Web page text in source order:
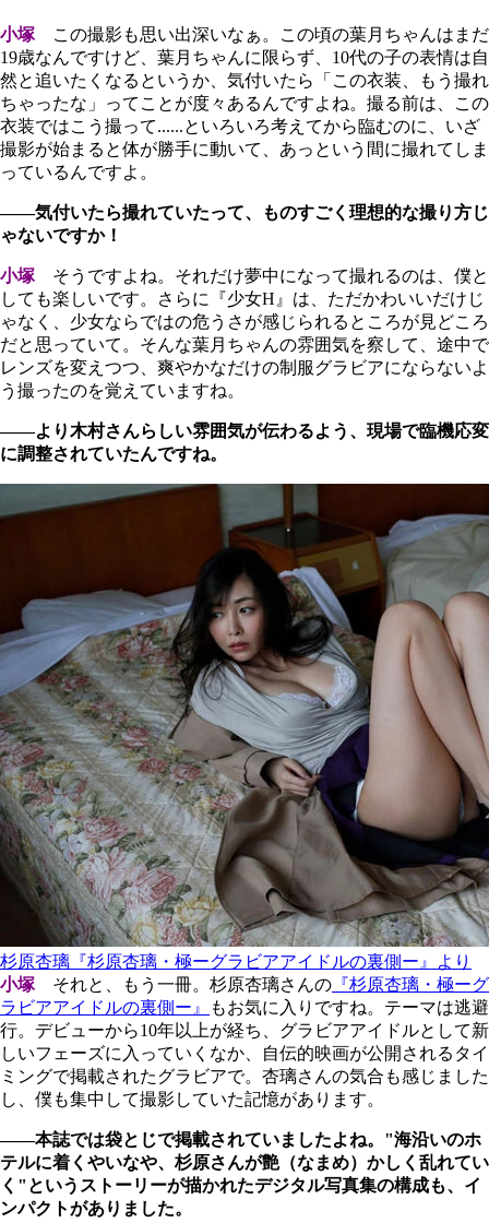
小塚この撮影も思い出深いなぁ。この頃の葉月ちゃんはまだ
19歳なんですけど、葉月ちゃんに限らず、10代の子の表情は自
然と追いたくなるというか、気付いたら「この衣装、もう撮れ
ちゃったな」ってことが度々あるんですよね。撮る前は、この
衣装ではこう撮って......といろいろ考えてから臨むのに、いざ
撮影が始まると体が勝手に動いて、あっという間に撮れてしま
っているんですよ。
――気付いたら撮れていたって、ものすごく理想的な撮り方じ
ゃないですか！
小塚そうですよね。それだけ夢中になって撮れるのは、僕と
しても楽しいです。さらに『少女H』は、ただかわいいだけじ
ゃなく、少女ならではの危うさが感じられるところが見どころ
だと思っていて。そんな葉月ちゃんの雰囲気を察して、途中で
レンズを変えつつ、爽やかなだけの制服グラビアにならないよ
う撮ったのを覚えていますね。
――より木村さんらしい雰囲気が伝わるよう、現場で臨機応変
に調整されていたんですね。
杉原杏璃『杉原杏璃・極ーグラビアアイドルの裏側ー』より
小塚それと、もう一冊。杉原杏璃さんの 『杉原杏璃・極ーグ
ラビアアイドルの裏側ー』
もお気に入りですね。テーマは逃避
行。デビューから10年以上が経ち、グラビアアイドルとして新
しいフェーズに入っていくなか、自伝的映画が公開されるタイ
ミングで掲載されたグラビアで。杏璃さんの気合も感じました
し、僕も集中して撮影していた記憶があります。
――本誌では袋とじで掲載されていましたよね。"海沿いのホ
テルに着くやいなや、杉原さんが艶（なまめ）かしく乱れてい
く"というストーリーが描かれたデジタル写真集の構成も、イ
ンパクトがありました。